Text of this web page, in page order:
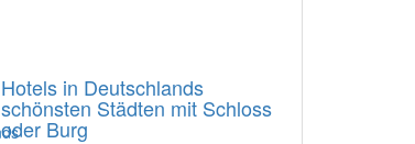
Hotels in Deutschlands
schönsten Städten mit Schloss
oder Burg